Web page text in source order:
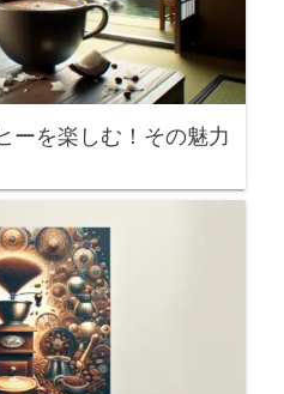
ーを楽しむ！その魅力